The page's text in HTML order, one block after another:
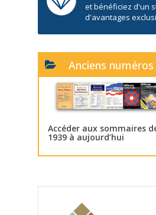
et bénéficiez d'un
d'avantages
Anciens numéros
Accéder aux sommaires
1939 à aujourd’hui